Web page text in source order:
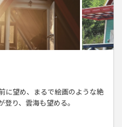
に望め、まるで絵画のような絶
り、雲海も望める。